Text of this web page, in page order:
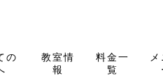
の
教室情
報
料金一
覧
メ